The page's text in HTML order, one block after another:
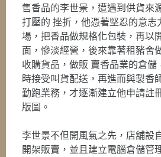
售香品的李世景，遭遇到供貨來
打壓的 挫折，他憑著堅忍的意志
場，把香品做規格化包裝，再以
面，慘淡經營，後來靠著租豬舍
收購貨品，做販 賣香品業的倉儲
時接受叫貨配送，再進而與製香
勤跑業務，才逐漸建立他申請註
版圖。
李世景不但開風氣之先，店舖設
開架販賣，並且建立電腦倉儲管